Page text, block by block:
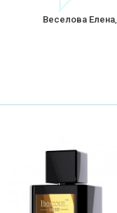
Веселова Елена